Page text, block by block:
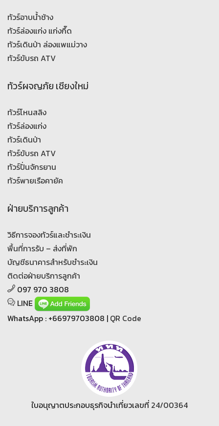
ทัวร์อาบน้ำช้าง
ทัวร์ล่องแก่ง แก่งกึ๊ด
ทัวร์เดินป่า ล่องแพแม่วาง
ทัวร์ขับรถ ATV
ทัวร์ผจญภัย เชียงใหม่
ทัวร์โหนสลิง
ทัวร์ล่องแก่ง
ทัวร์เดินป่า
ทัวร์ขับรถ ATV
ทัวร์ปั่นจักรยาน
ทัวร์พายเรือคายัค
ฝ่ายบริการลูกค้า
วิธีการจองทัวร์และชำระเงิน
พื้นที่การรับ – ส่งที่พัก
บัญชีธนาคารสำหรับชำระเงิน
ติดต่อฝ่ายบริการลูกค้า
097 970 3808
LINE
WhatsApp : +66979703808 | QR Code
ใบอนุญาตประกอบธุรกิจนำเที่ยวเลขที่ 24/00364